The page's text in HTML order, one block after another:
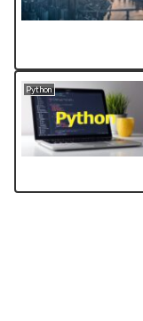
Python